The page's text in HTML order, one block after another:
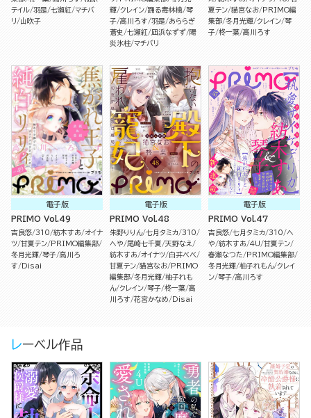
テイル 羽是 七瀬紅 マチバ
リ
山吹子
輝 クレイン 踊る毒林檎 琴
子 高川ろす 羽是 あららぎ
蒼史
七瀬紅 凪浜なずず 陽
炎氷柱 マチバリ
夏テン 猫宮なお
PRIMO編
集部 冬月光輝 クレイン 琴
子 柊一葉 高川ろす
電子版
PRIMO Vol.49
吉良悠 310 紡木すあ オイナ
ツ 甘夏テン
PRIMO編集部
冬月光輝 琴子 高川ろ
す
Disai
電子版
PRIMO Vol.48
朱野りりん 七月タミカ 310
へや 尾崎七千夏 天野なえ
紡木すあ オイナツ 白井べべ
甘夏テン 猫宮なお
PRIMO
編集部 冬月光輝 柚子れも
ん クレイン 琴子 柊一葉 高
川ろす 花宮かなめ Disai
電子版
PRIMO Vol.47
吉良悠 七月タミカ 310 へ
や 紡木すあ 4U 甘夏テン
春瀬なつた
PRIMO編集部
冬月光輝 柚子れもん クレイ
ン 琴子 高川ろす
レーベル作品